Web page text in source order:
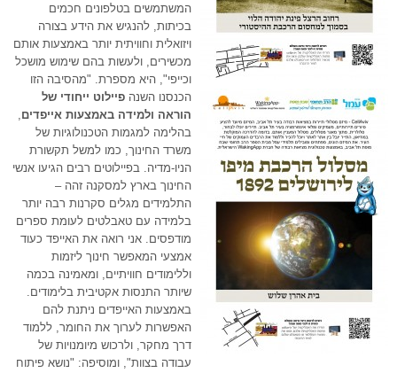
המשתמשים בטלפונים חכמים
בכיתות, להנגיש את הידע בצורה
ויזואלית וחוויתית יותר באמצעות אותם
מכשירים, ולעשות בהם שימוש מושכל
וכייפי", היא מספרת. "מהסיבה הזו
הכנסנו השנה פיילוט ייחודי של
הוראה ולמידה באמצעות אייפדים,
בהלימה למגמות הטכנולוגיות של
משרד החינוך, כמו למשל תקשורת
הניו-מדיה. בפיילוטים רבים הגיעו אנשי
החינוך בארץ למסקנה זהה –
התלמידים מגלים סקרנות רבה יותר
בלמידה עם טאבלטים לעומת ספרים
מודפסים. אני רואה את האייפד כעוד
אמצעי המאפשר חינוך ליזמות
וללימודים חוויתיים, ומאמינה בכמה
שיותר התנסות אקטיבית בלימודים.
באמצעות האייפדים ניתנת להם
האפשרות לערוך את החומר, ללמוד
דרך מחקר, ולרכוש מיומנויות של
עבודה בצוות", ומוסיפה: "נושא פיתוח